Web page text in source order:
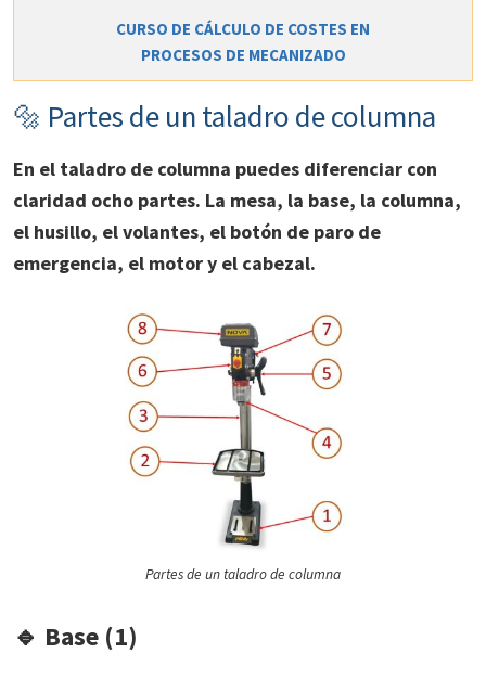
CURSO DE CÁLCULO DE COSTES EN
PROCESOS DE MECANIZADO
🔩 Partes de un taladro de columna
En el taladro de columna puedes diferenciar con
claridad ocho partes. La mesa, la base, la columna,
el husillo, el volantes, el botón de paro de
emergencia, el motor y el cabezal.
Partes de un taladro de columna
🔹 Base (1)